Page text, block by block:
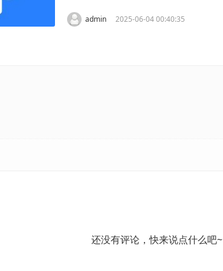
admin 2025-06-04 00:40:35
还没有评论，快来说点什么吧~